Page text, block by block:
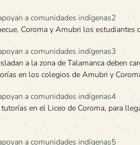
Coroma y Amubri los
a la zona de Talamanca deben
en los colegios de Amubri y
en el Liceo de Coroma, para